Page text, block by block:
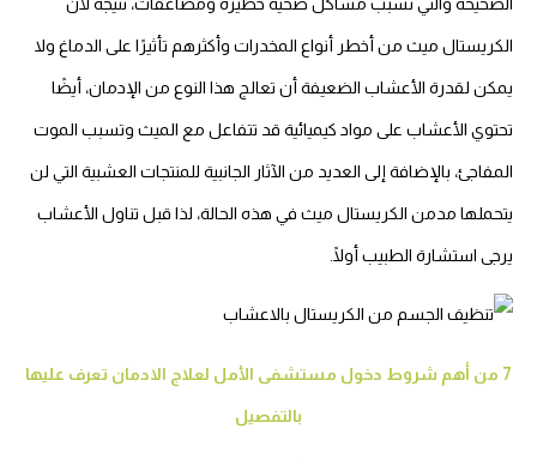
الكريستال ميث من أخطر أنواع المخدرات وأكثرهم تأثيرًا على الدماغ ولا
يمكن لقدرة الأعشاب الضعيفة أن تعالج هذا النوع من الإدمان، أيضًا
تحتوي الأعشاب على مواد كيميائية قد تتفاعل مع الميث وتسبب الموت
المفاجئ، بالإضافة إلى العديد من الآثار الجانبية للمنتجات العشبية التي لن
يتحملها مدمن الكريستال ميث في هذه الحالة، لذا قبل تناول الأعشاب
يرجى استشارة الطبيب أولًا.
7 من أهم شروط دخول مستشفى الأمل لعلاج الادمان تعرف عليها
بالتفصيل